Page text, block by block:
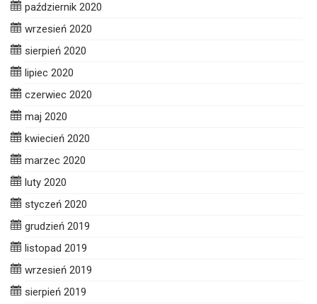
październik 2020
wrzesień 2020
sierpień 2020
lipiec 2020
czerwiec 2020
maj 2020
kwiecień 2020
marzec 2020
luty 2020
styczeń 2020
grudzień 2019
listopad 2019
wrzesień 2019
sierpień 2019